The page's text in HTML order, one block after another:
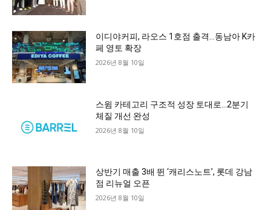
이디야커피, 라오스 1호점 출격…동남아 K카
페 영토 확장
2026년 8월 10일
스윔 카테고리 구조적 성장 토대로…2분기
체질 개선 완성
2026년 8월 10일
상반기 매출 3배 뛴 ‘캐리스노트’, 롯데 강남
점 리뉴얼 오픈
2026년 8월 10일